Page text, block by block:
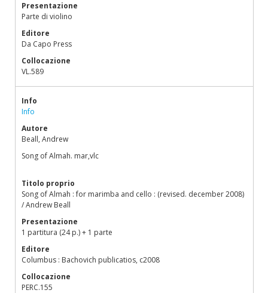
Presentazione
Parte di violino
Editore
Da Capo Press
Collocazione
VL.589
Info
Info
Autore
Beall, Andrew
Song of Almah. mar,vlc
Titolo proprio
Song of Almah : for marimba and cello : (revised. december 2008)
/ Andrew Beall
Presentazione
1 partitura (24 p.) + 1 parte
Editore
Columbus : Bachovich publicatios, c2008
Collocazione
PERC.155